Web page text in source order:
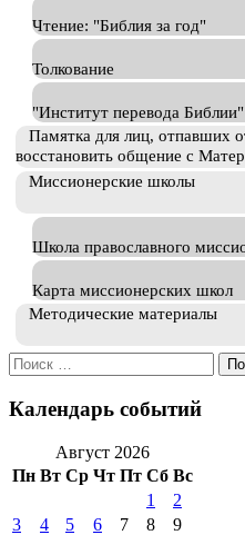
Чтение: "Библия за год"
Толкование
"Институт перевода Библии"
Памятка для лиц, отпавших
восстановить общение с
Миссионерские школы
Школа православного
Карта миссионерских школ
Методические материалы
Искать:
Календарь событий
Август 2026
Пн Вт Ср Чт Пт Сб Вс
1
2
3
4 5 6 7 8
9